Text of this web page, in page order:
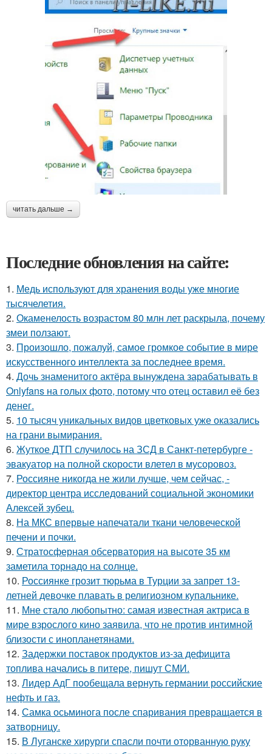
читать дальше →
Последние обновления на сайте:
1. Медь используют для хранения воды уже многие
тысячелетия.
2. Окаменелость возрастом 80 млн лет раскрыла, почему
змеи ползают.
3. Произошло, пожалуй, самое громкое событие в мире
искусственного интеллекта за последнее время.
4. Дочь знаменитого актёра вынуждена зарабатывать в
Onlyfans на голых фото, потому что отец оставил её без
денег.
5. 10 тысяч уникальных видов цветковых уже оказались
на грани вымирания.
6. Жуткое ДТП случилось на ЗСД в Санкт-петербурге -
эвакуатор на полной скорости влетел в мусоровоз.
7. Россияне никогда не жили лучше, чем сейчас, -
директор центра исследований социальной экономики
Алексей зубец.
8. На МКС впервые напечатали ткани человеческой
печени и почки.
9. Стратосферная обсерватория на высоте 35 км
заметила торнадо на солнце.
10. Россиянке грозит тюрьма в Турции за запрет 13-
летней девочке плавать в религиозном купальнике.
11. Мне стало любопытно: самая известная актриса в
мире взрослого кино заявила, что не против интимной
близости с инопланетянами.
12. Задержки поставок продуктов из-за дефицита
топлива начались в питере, пишут СМИ.
13. Лидер АдГ пообещала вернуть германии российские
нефть и газ.
14. Самка осьминога после спаривания превращается в
затворницу.
15. В Луганске хирурги спасли почти оторванную руку